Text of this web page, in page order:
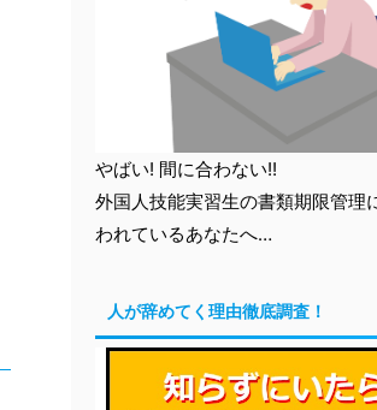
やばい! 間に合わない!!
外国人技能実習生の書類期限管理
われているあなたへ…
人が辞めてく理由徹底調査！